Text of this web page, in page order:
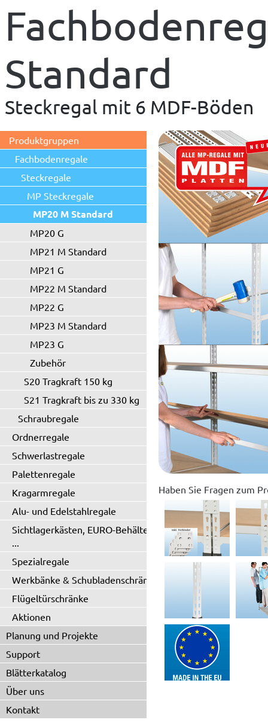
Standard
Steckregal mit 6 MDF-Böden
Produktgruppen
Fachbodenregale
Steckregale
MP Steckregale
MP20 M Standard
MP20 G
MP21 M Standard
MP21 G
MP22 M Standard
MP22 G
MP23 M Standard
MP23 G
Zubehör
S20 Tragkraft 150 kg
S21 Tragkraft bis zu 330 kg
Schraubregale
Ordnerregale
Schwerlastregale
Palettenregale
Kragarmregale
Alu- und Edelstahlregale
Sichtlagerkästen, EURO-Behälter
...
Spezialregale
Werkbänke & Schubladenschränke
Flügeltürschränke
Aktionen
Planung und Projekte
Support
Blätterkatalog
Über uns
Kontakt
Haben Sie Fragen zum